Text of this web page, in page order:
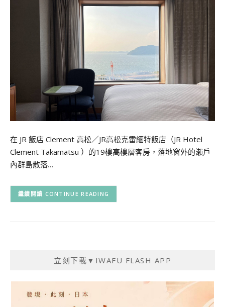
在 JR 飯店 Clement 高松／JR高松克雷緬特飯店（JR Hotel
Clement Takamatsu ）的19樓高樓層客房，落地窗外的瀨戶
內群島散落…
CONTINUE READING
立刻下載▼IWAFU FLASH APP